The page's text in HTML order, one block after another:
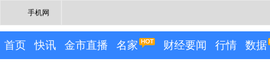
手机网
首页 快讯 金市直播 名家 财经要闻 行情 数据